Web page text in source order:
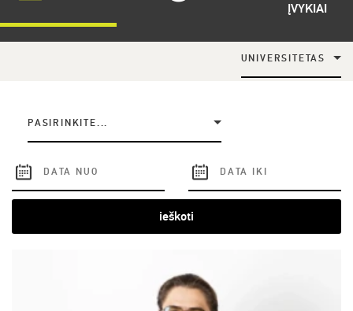
ĮVYKIAI
UNIVERSITETAS
PASIRINKITE...
ieškoti